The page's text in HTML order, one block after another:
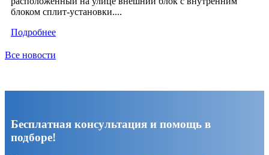
блоком сплит-установки....
Подробнее
Все новости
Бесплатная консультация и помощь в
подборе!